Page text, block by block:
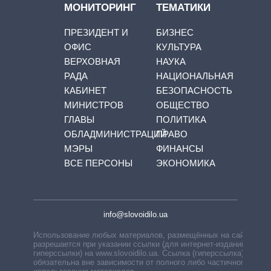
МОНИТОРИНГ
ПРЕЗИДЕНТ И
ОФИС
ВЕРХОВНАЯ
РАДА
КАБИНЕТ
МИНИСТРОВ
ГЛАВЫ
ОБЛАДМИНИСТРАЦИЙ
МЭРЫ
ВСЕ ПЕРСОНЫ
ТЕМАТИКИ
БИЗНЕС
КУЛЬТУРА
НАУКА
НАЦИОНАЛЬНАЯ
БЕЗОПАСНОСТЬ
ОБЩЕСТВО
ПОЛИТИКА
ПРАВО
ФИНАНСЫ
ЭКОНОМИКА
info@slovoidilo.ua
Использование любых материалов, размещённых на сайте,
разрешается при указании ссылки (для интернет-изданий —
гиперссылки) на www.slovoidilo.ua. Ссылка (гиперссылка)
обязательна вне зависимости от полного либо частичного